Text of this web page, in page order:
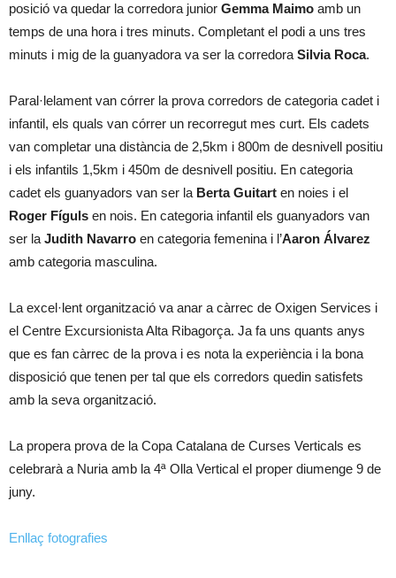
posició va quedar la corredora junior Gemma Maimo amb un
temps de una hora i tres minuts. Completant el podi a uns tres
minuts i mig de la guanyadora va ser la corredora Silvia Roca.
Paral·lelament van córrer la prova corredors de categoria cadet i
infantil, els quals van córrer un recorregut mes curt. Els cadets
van completar una distància de 2,5km i 800m de desnivell positiu
i els infantils 1,5km i 450m de desnivell positiu. En categoria
cadet els guanyadors van ser la Berta Guitart en noies i el
Roger Fíguls en nois. En categoria infantil els guanyadors van
ser la Judith Navarro en categoria femenina i l’Aaron Álvarez
amb categoria masculina.
La excel·lent organització va anar a càrrec de Oxigen Services i
el Centre Excursionista Alta Ribagorça. Ja fa uns quants anys
que es fan càrrec de la prova i es nota la experiència i la bona
disposició que tenen per tal que els corredors quedin satisfets
amb la seva organització.
La propera prova de la Copa Catalana de Curses Verticals es
celebrarà a Nuria amb la 4ª Olla Vertical el proper diumenge 9 de
juny.
Enllaç fotografies